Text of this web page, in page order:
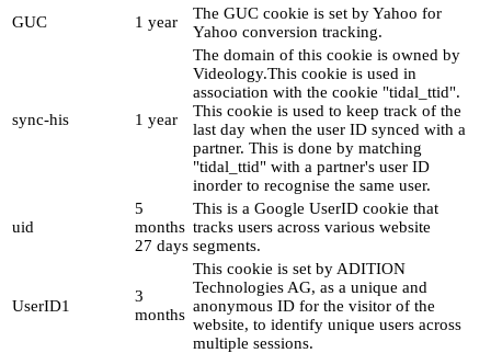
GUC
1 year
The GUC cookie is set by Yahoo for
Yahoo conversion tracking.
sync-his 1 year
The domain of this cookie is owned by
Videology.This cookie is used in
association with the cookie "tidal_ttid".
This cookie is used to keep track of the
last day when the user ID synced with a
partner. This is done by matching
"tidal_ttid" with a partner's user ID
inorder to recognise the same user.
uid
5
months
27 days
This is a Google UserID cookie that
tracks users across various website
segments.
UserID1
3
months
This cookie is set by ADITION
Technologies AG, as a unique and
anonymous ID for the visitor of the
website, to identify unique users across
multiple sessions.